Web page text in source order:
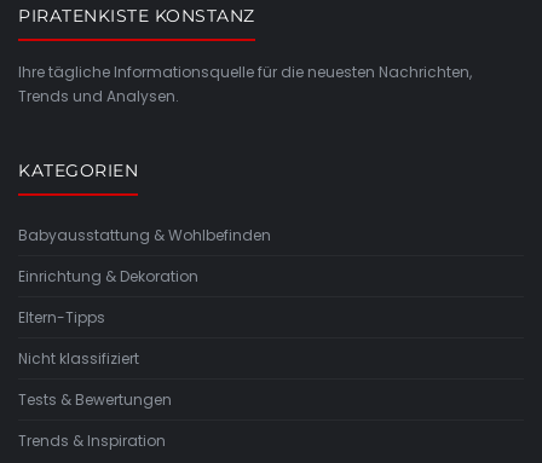
PIRATENKISTE KONSTANZ
Ihre tägliche Informationsquelle für die neuesten Nachrichten,
Trends und Analysen.
KATEGORIEN
Babyausstattung & Wohlbefinden
Einrichtung & Dekoration
Eltern-Tipps
Nicht klassifiziert
Tests & Bewertungen
Trends & Inspiration